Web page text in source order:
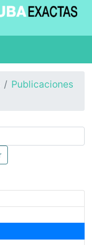
Publicaciones